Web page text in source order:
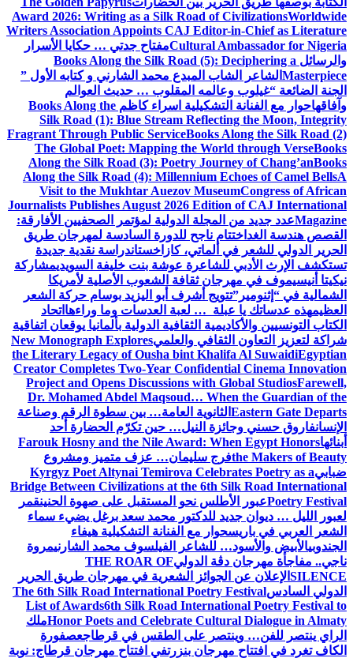
Award 2026: Writing as a Silk Road of CivilizationsWorldwide
Writers Association Appoints CAJ Editor-in-Chief as Literature
Cultural Ambassador for Nigeriaمفتاح جدتي … حكايا الأسرار
والرسائل Books Along the Silk Road (5): Deciphering a
Masterpiece الشاعر الشاب المبدع محمد الشارني و كتابه الأول ”
الجنة الضائعة “غيلوب وعالمه المقلوب … حديث العوالم
وآفاقهاحوار مع الفنانة التشكيلية اسراء كاظم Books Along the
Silk Road (1): Blue Stream Reflecting the Moon, Integrity
Fragrant Through Public ServiceBooks Along the Silk Road (2)
The Global Poet: Mapping the World through VerseBooks
Along the Silk Road (3): Poetry Journey of Chang’anBooks
Along the Silk Road (4): Millennium Echoes of Camel BellsA
Visit to the Mukhtar Auezov MuseumCongress of African
Journalists Publishes August 2026 Edition of CAJ International
Magazineعدد جديد من المجلة الدولية لمؤتمر الصحفيين الأفارقة:
القصص هندسة الغد اختتام ناجح للدورة السادسة لمهرجان طريق
الحرير الدولي للشعر في ألماتي، كازاخستاندراسة نقدية جديدة
تستكشف الإرث الأدبي للشاعرة عوشة بنت خليفة السويديمشاركة
نيكيتا أنيسيموف في مهرجان ثقافة الشعوب الأصلية لأمريكا
الشمالية في “إثنومير”تتويج أشرف أبو اليزيد بوسام حركة الشعر
العظيمهذه عدساتك يا عبلة … لعبة العدسات وما وراءها اتحاد
الكتاب التونسيين والأكاديمية الثقافية الدولية بألمانيا يوقعان اتفاقية
شراكة لتعزيز التعاون الثقافي والعلميNew Monograph Explores
the Literary Legacy of Ousha bint Khalifa Al SuwaidiEgyptian
Creator Completes Two-Year Confidential Cinema Innovation
Project and Opens Discussions with Global StudiosFarewell,
Dr. Mohamed Abdel Maqsoud… When the Guardian of the
Eastern Gate Departs الثانوية العامة… بين سطوة الرقم وصناعة
الإنسانفاروق حسني وجائزة النيل… حين تكرّم الحضارة أحد
أبنائهاFarouk Hosny and the Nile Award: When Egypt Honors
the Makers of Beautyفرج سليمان… عزف متميز ومشروع
ضبابيKyrgyz Poet Altynai Temirova Celebrates Poetry as a
Bridge Between Civilizations at the 6th Silk Road International
Poetry Festivalعبور الأطلس نحو المستقبل على صهوة الحنينقمر
لعبور الليل … ديوان جديد للدكتور محمد سعد برغل يضيء سماء
الشعر العربي في باريسحوار مع الفنانة التشكيلية هيفاء
الجندوبيالأبيض والأسود… للشاعر الفيلسوف محمد الشارنيمروة
ناجي.. مفاجأة مهرجان دڨة الدوليTHE ROAR OF
SILENCE الإعلان عن الجوائز الشعرية في مهرجان طريق الحرير
الدولي السادسThe 6th Silk Road International Poetry Festival
List of Awards6th Silk Road International Poetry Festival to
Honor Poets and Celebrate Cultural Dialogue in Almatyملك
الراي ينتصر للفن… وينتصر على الطقس في قرطاجعصفورة
الكاف تغرد في افتتاح مهرجان بنزرتفي افتتاح مهرجان قرطاج: نوبة